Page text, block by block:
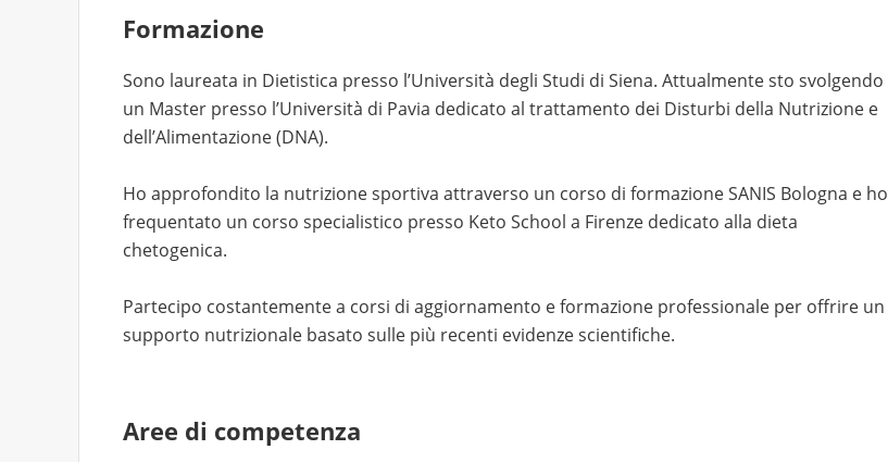
Formazione
Sono laureata in Dietistica presso l’Università degli Studi di Siena. Attualmente sto svolgendo
un Master presso l’Università di Pavia dedicato al trattamento dei Disturbi della Nutrizione e
dell’Alimentazione (DNA).
Ho approfondito la nutrizione sportiva attraverso un corso di formazione SANIS Bologna e ho
frequentato un corso specialistico presso Keto School a Firenze dedicato alla dieta
chetogenica.
Partecipo costantemente a corsi di aggiornamento e formazione professionale per offrire un
supporto nutrizionale basato sulle più recenti evidenze scientifiche.
Aree di competenza